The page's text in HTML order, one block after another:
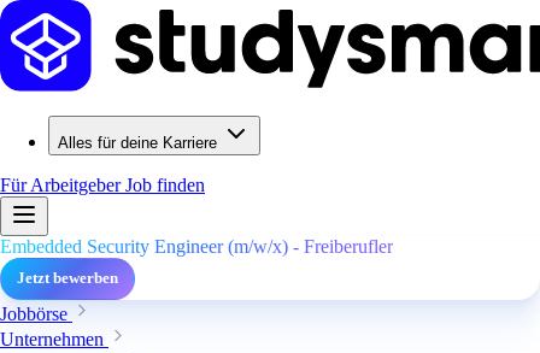
Alles für deine Karriere
Für ArbeitgeberJob finden
Embedded Security Engineer (m/w/x) - Freiberufler
Jetzt bewerben
Jobbörse
Unternehmen